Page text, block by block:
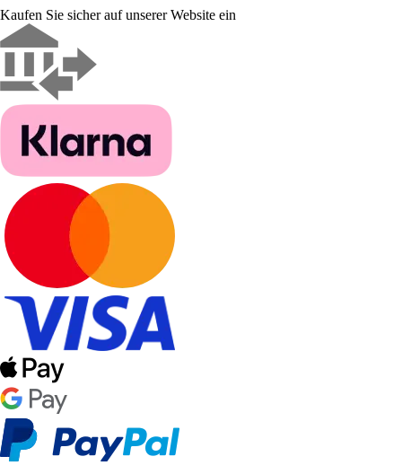
Kaufen Sie sicher auf unserer Website ein